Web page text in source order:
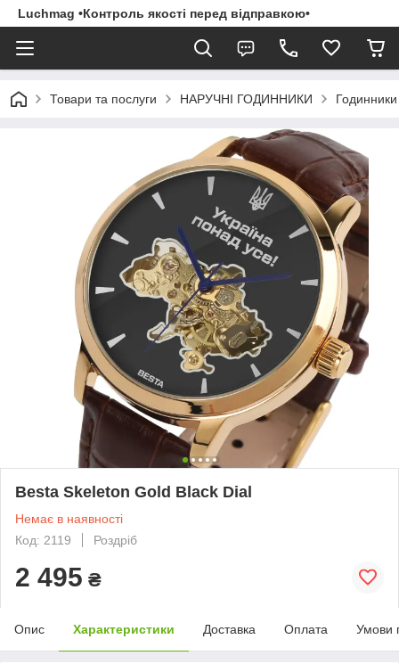
Luchmag •Контроль якості перед відправкою•
Товари та послуги НАРУЧНІ ГОДИННИКИ
Besta Skeleton Gold Black Dial
Немає в наявності
Код: 2119
Роздріб
2 495 ₴
Опис Характеристики Доставка Оплата Умови